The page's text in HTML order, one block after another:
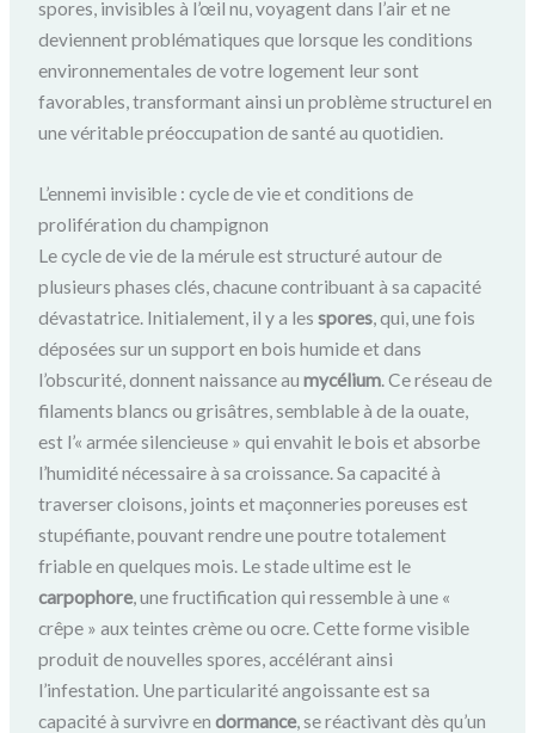
spores, invisibles à l’œil nu, voyagent dans l’air et ne
deviennent problématiques que lorsque les conditions
environnementales de votre logement leur sont
favorables, transformant ainsi un problème structurel en
une véritable préoccupation de santé au quotidien.
L’ennemi invisible : cycle de vie et conditions de
prolifération du champignon
Le cycle de vie de la mérule est structuré autour de
plusieurs phases clés, chacune contribuant à sa capacité
dévastatrice. Initialement, il y a lesspores, qui, une fois
déposées sur un support en bois humide et dans
l’obscurité, donnent naissance aumycélium. Ce réseau de
filaments blancs ou grisâtres, semblable à de la ouate,
est l’« armée silencieuse » qui envahit le bois et absorbe
l’humidité nécessaire à sa croissance. Sa capacité à
traverser cloisons, joints et maçonneries poreuses est
stupéfiante, pouvant rendre une poutre totalement
friable en quelques mois. Le stade ultime est le
carpophore, une fructification qui ressemble à une «
crêpe » aux teintes crème ou ocre. Cette forme visible
produit de nouvelles spores, accélérant ainsi
l’infestation. Une particularité angoissante est sa
capacité à survivre endormance, se réactivant dès qu’un